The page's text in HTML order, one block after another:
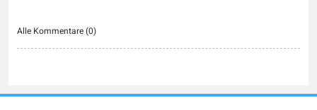
Alle Kommentare (0)